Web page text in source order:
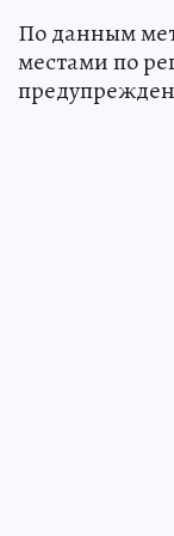
По данным
местами по